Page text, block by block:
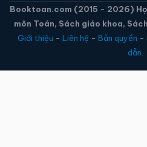
Booktoan.com (2015 - 2026)
môn Toán, Sách giáo khoa,
Giới thiệu - Liên hệ - Bản quyền -
dẫn.